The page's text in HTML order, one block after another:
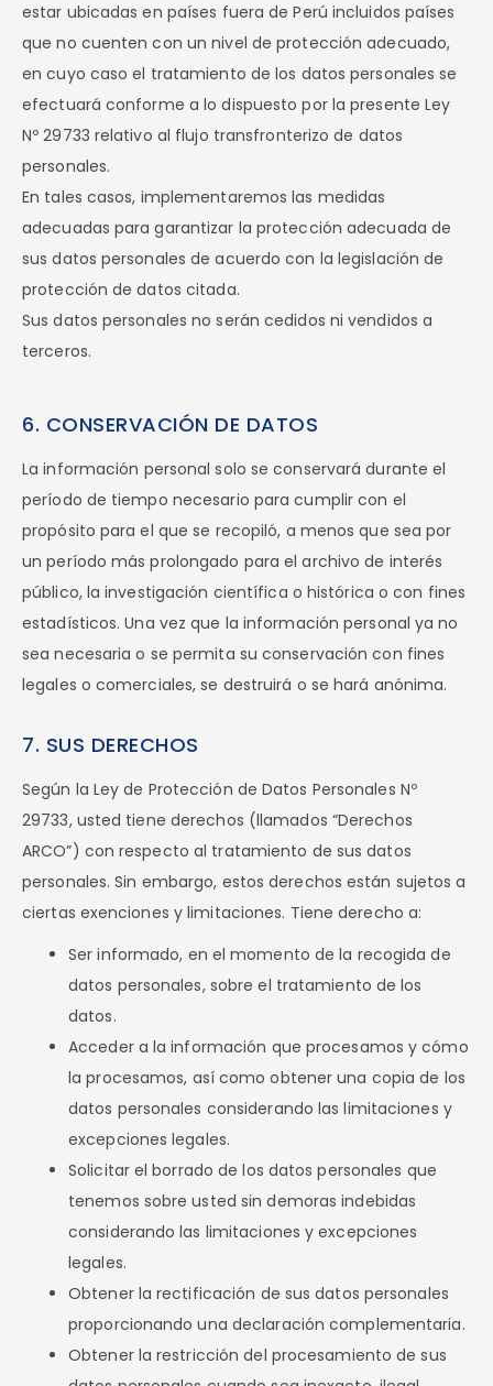
estar ubicadas en países fuera de Perú incluidos países
que no cuenten con un nivel de protección adecuado,
en cuyo caso el tratamiento de los datos personales se
efectuará conforme a lo dispuesto por la presente Ley
Nº 29733 relativo al flujo transfronterizo de datos
personales.
En tales casos, implementaremos las medidas
adecuadas para garantizar la protección adecuada de
sus datos personales de acuerdo con la legislación de
protección de datos citada.
Sus datos personales no serán cedidos ni vendidos a
terceros.
6. CONSERVACIÓN DE DATOS
La información personal solo se conservará durante el
período de tiempo necesario para cumplir con el
propósito para el que se recopiló, a menos que sea por
un período más prolongado para el archivo de interés
público, la investigación científica o histórica o con fines
estadísticos. Una vez que la información personal ya no
sea necesaria o se permita su conservación con fines
legales o comerciales, se destruirá o se hará anónima.
7. SUS DERECHOS
Según la Ley de Protección de Datos Personales Nº
29733, usted tiene derechos (llamados “Derechos
ARCO”) con respecto al tratamiento de sus datos
personales. Sin embargo, estos derechos están sujetos a
ciertas exenciones y limitaciones. Tiene derecho a:
Ser informado, en el momento de la recogida de
datos personales, sobre el tratamiento de los
datos.
Acceder a la información que procesamos y cómo
la procesamos, así como obtener una copia de los
datos personales considerando las limitaciones y
excepciones legales.
Solicitar el borrado de los datos personales que
tenemos sobre usted sin demoras indebidas
considerando las limitaciones y excepciones
legales.
Obtener la rectificación de sus datos personales
proporcionando una declaración complementaria.
Obtener la restricción del procesamiento de sus